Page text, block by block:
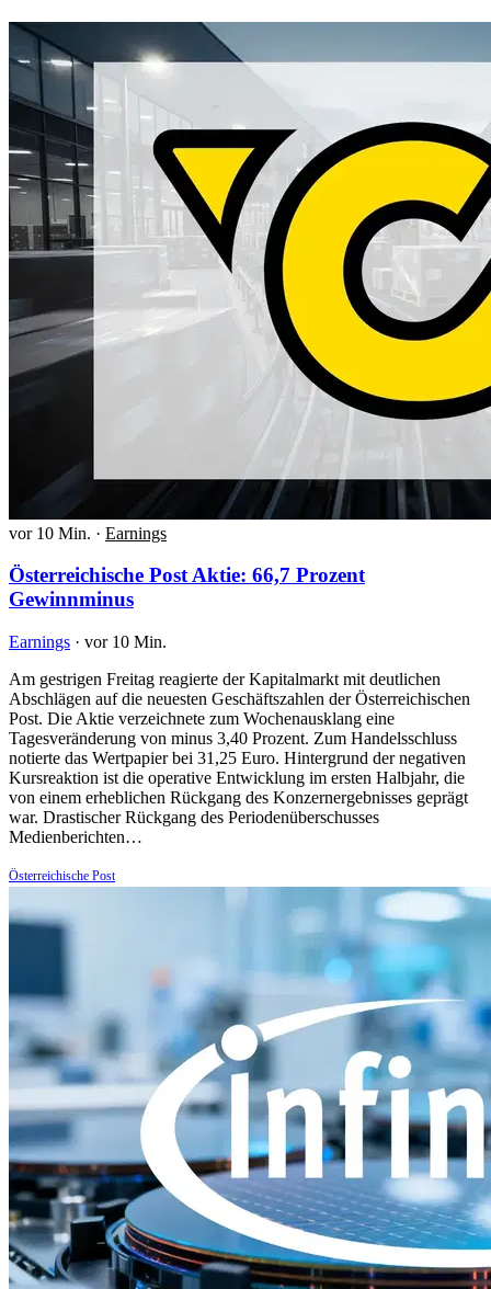
vor 10 Min. · Earnings
Österreichische Post Aktie: 66,7 Prozent
Gewinnminus
Earnings · vor 10 Min.
Am gestrigen Freitag reagierte der Kapitalmarkt mit deutlichen
Abschlägen auf die neuesten Geschäftszahlen der Österreichischen
Post. Die Aktie verzeichnete zum Wochenausklang eine
Tagesveränderung von minus 3,40 Prozent. Zum Handelsschluss
notierte das Wertpapier bei 31,25 Euro. Hintergrund der negativen
Kursreaktion ist die operative Entwicklung im ersten Halbjahr, die
von einem erheblichen Rückgang des Konzernergebnisses geprägt
war. Drastischer Rückgang des Periodenüberschusses
Medienberichten…
Österreichische Post